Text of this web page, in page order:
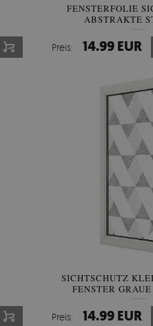
FENSTERFOLIE
ABSTRAKTE
Preis: 14.99 EUR
SICHTSCHUTZ
FENSTER
Preis: 14.99 EUR